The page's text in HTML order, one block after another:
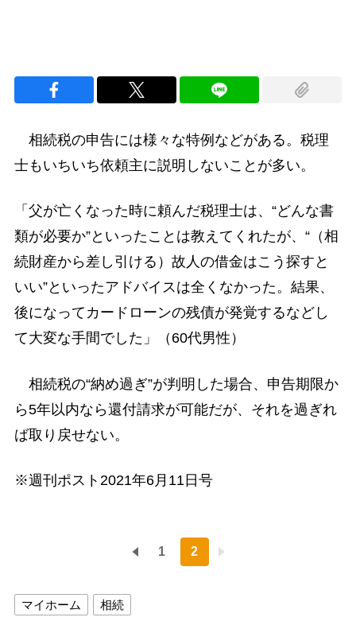
相続税の申告には様々な特例などがある。税理
士もいちいち依頼主に説明しないことが多い。
「父が亡くなった時に頼んだ税理士は、“どんな書
類が必要か”といったことは教えてくれたが、“（相
続財産から差し引ける）故人の借金はこう探すと
いい”といったアドバイスは全くなかった。結果、
後になってカードローンの残債が発覚するなどし
て大変な手間でした」（60代男性）
相続税の“納め過ぎ”が判明した場合、申告期限か
ら5年以内なら還付請求が可能だが、それを過ぎれ
ば取り戻せない。
※週刊ポスト2021年6月11日号
1 2
マイホーム 相続